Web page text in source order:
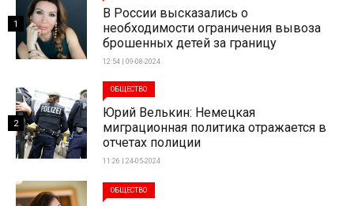
В России высказались о
необходимости ограничения вывоза
брошенных детей за границу
12:54 | 09-08-2024
1
ОБЩЕСТВО
Юрий Велькин: Немецкая
миграционная политика отражается в
отчетах полиции
11:26 | 24-05-2024
2
ОБЩЕСТВО